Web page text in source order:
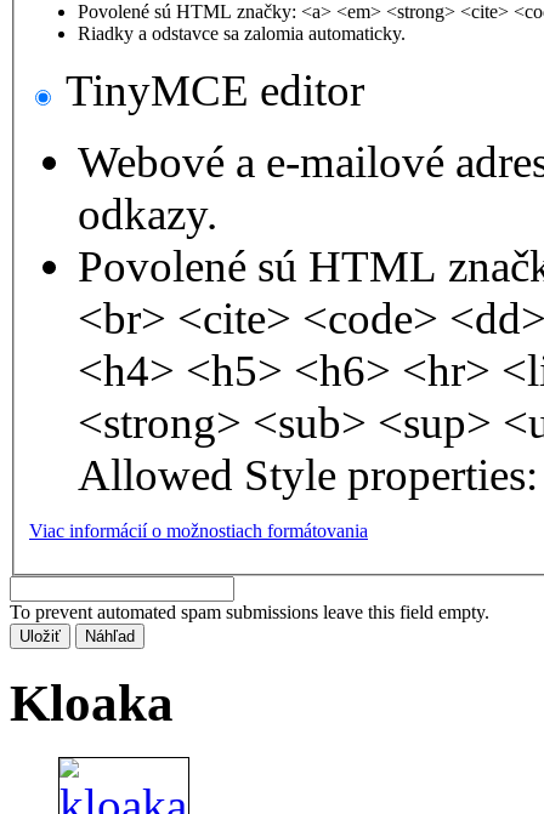
Povolené sú HTML značky: <a> <em> <strong> <cite>
Riadky a odstavce sa zalomia automaticky.
TinyMCE editor
Webové a e-mailové
odkazy.
Povolené sú HTML
<br> <cite> <code>
<h4> <h5> <h6> <hr>
<strong> <sub> <sup>
Allowed Style
Viac informácií o možnostiach formátovania
To prevent automated spam submissions leave this field empty.
Kloaka